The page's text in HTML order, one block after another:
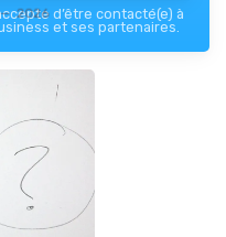
— 2026d’être contacté(e) à
et ses partenaires.